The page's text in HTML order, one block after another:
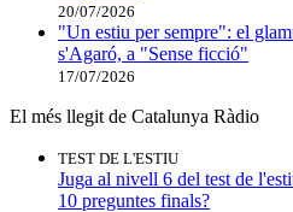
20/07/2026
"Un estiu per sempre": el
s'Agaró, a "Sense ficció"
17/07/2026
El més llegit de Catalunya Ràdio
TEST DE L'ESTIU
Juga al nivell 6 del test de
10 preguntes finals?